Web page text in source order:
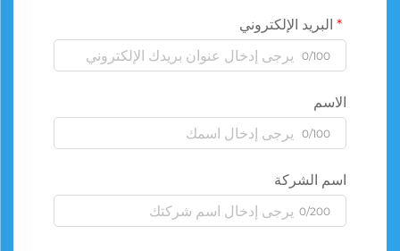
البريد الإلكتروني
0/100
الاسم
0/100
اسم الشركة
0/200